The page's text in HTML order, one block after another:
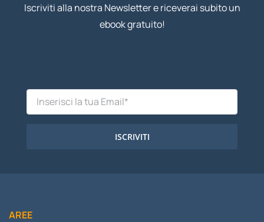
Iscriviti alla nostra Newsletter e riceverai subito un
ebook gratuito!
ISCRIVITI
AREE